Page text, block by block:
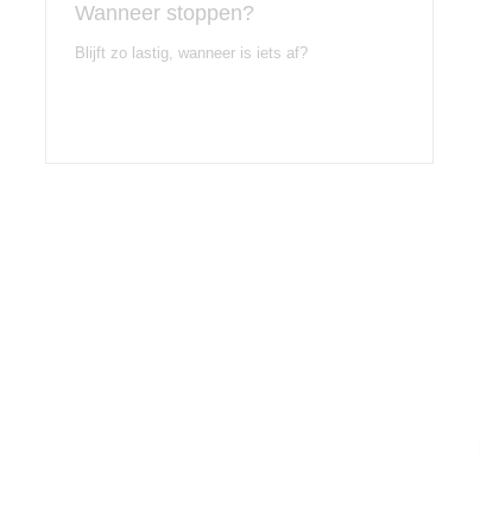
Wanneer stoppen?
Blijft zo lastig, wanneer is iets af?